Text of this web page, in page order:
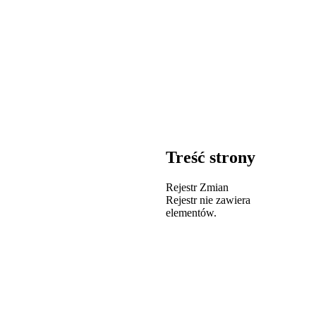
Treść strony
Rejestr Zmian
Rejestr nie zawiera
elementów.